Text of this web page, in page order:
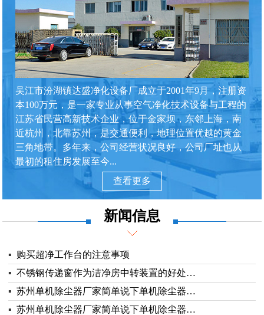
吴江市汾湖镇达盛净化设备厂成立于2001年9月，注册资
本100万元，是一家专业从事空气净化技术设备与工程的
江苏省民营高新技术企业，位于金家坝，东邻上海，南
近杭州，北靠苏州，是交通便利，地理位置优越的黄金
三角地带。多年来，公司经营状况良好，公司厂址也从
最初的租住房发展至今...
查看更多
新闻信息
▪ 购买超净工作台的注意事项
▪ 不锈钢传递窗作为洁净房中转装置的好处…
▪ 苏州单机除尘器厂家简单说下单机除尘器…
▪ 苏州单机除尘器厂家简单说下单机除尘器…